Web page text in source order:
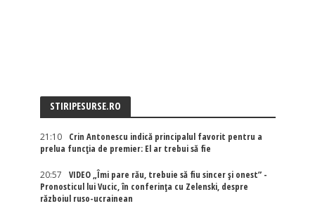
STIRIPESURSE.RO
21:10
Crin Antonescu indică principalul favorit pentru a
prelua funcția de premier: El ar trebui să fie
20:57
VIDEO „Îmi pare rău, trebuie să fiu sincer și onest” -
Pronosticul lui Vucic, în conferința cu Zelenski, despre
războiul ruso-ucrainean